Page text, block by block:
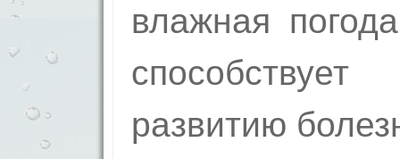
влажная
развитию